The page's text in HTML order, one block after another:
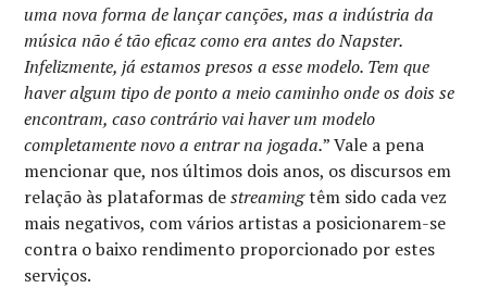
uma nova forma de lançar canções, mas a indústria da
música não é tão eficaz como era antes do Napster.
Infelizmente, já estamos presos a esse modelo. Tem que
haver algum tipo de ponto a meio caminho onde os dois se
encontram, caso contrário vai haver um modelo
completamente novo a entrar na jogada.” Vale a pena
mencionar que, nos últimos dois anos, os discursos em
relação às plataformas destreamingtêm sido cada vez
mais negativos, com vários artistas a posicionarem-se
contra o baixo rendimento proporcionado por estes
serviços.